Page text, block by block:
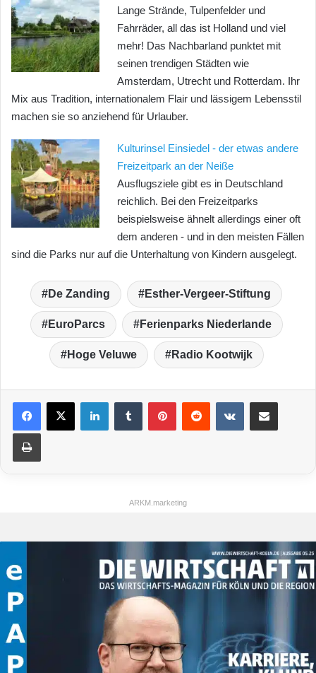
Lange Strände, Tulpenfelder und
Fahrräder, all das ist Holland und viel
mehr! Das Nachbarland punktet mit
seinen trendigen Städten wie
Amsterdam, Utrecht und Rotterdam. Ihr
Mix aus Tradition, internationalem Flair und lässigem Lebensstil
machen sie so anziehend für Urlauber.
Kulturinsel Einsiedel - der etwas andere
Freizeitpark an der Neiße
Ausflugsziele gibt es in Deutschland
reichlich. Bei den Freizeitparks
beispielsweise ähnelt allerdings einer oft
dem anderen - und in den meisten Fällen
sind die Parks nur auf die Unterhaltung von Kindern ausgelegt.
De Zanding Esther-Vergeer-Stiftung
EuroParcs Ferienparks Niederlande
Hoge Veluwe Radio Kootwijk
ARKM.marketing